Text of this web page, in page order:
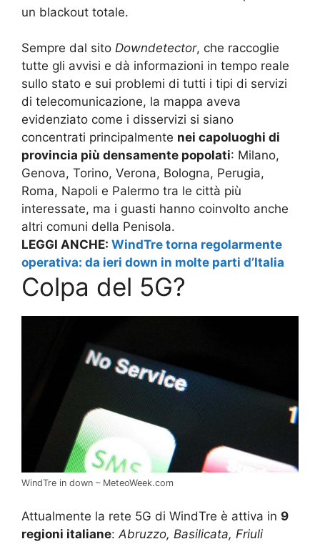
un blackout totale.
Sempre dal sito Downdetector, che raccoglie
tutte gli avvisi e dà informazioni in tempo reale
sullo stato e sui problemi di tutti i tipi di servizi
di telecomunicazione, la mappa aveva
evidenziato come i disservizi si siano
concentrati principalmente nei capoluoghi di
provincia più densamente popolati: Milano,
Genova, Torino, Verona, Bologna, Perugia,
Roma, Napoli e Palermo tra le città più
interessate, ma i guasti hanno coinvolto anche
altri comuni della Penisola.
LEGGI ANCHE: WindTre torna regolarmente
operativa: da ieri down in molte parti d’Italia
Colpa del 5G?
WindTre in down – MeteoWeek.com
Attualmente la rete 5G di WindTre è attiva in 9
regioni italiane:Abruzzo, Basilicata, Friuli